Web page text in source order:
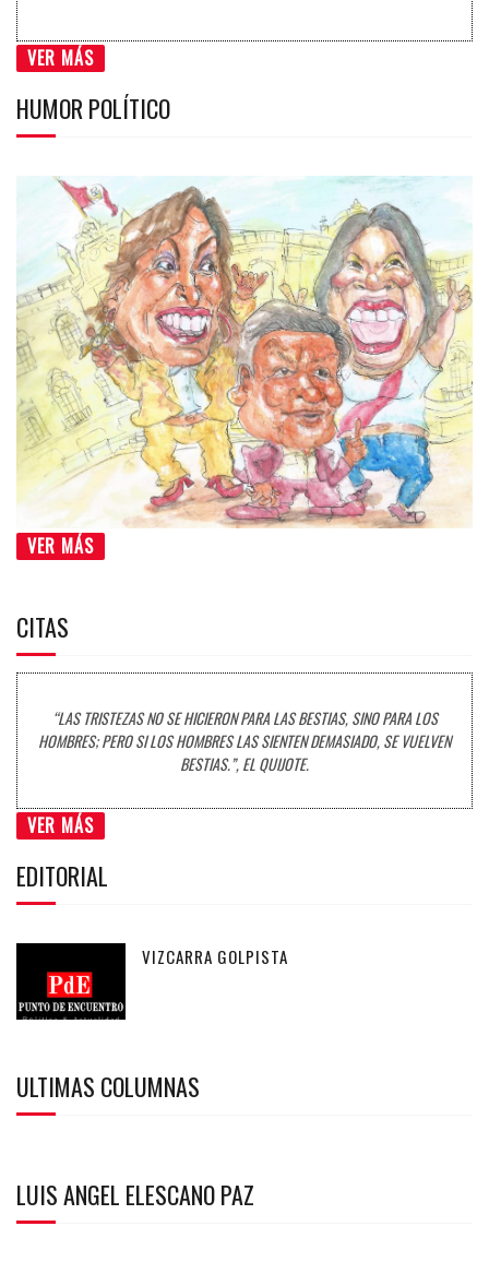
VER MÁS
HUMOR POLÍTICO
VER MÁS
CITAS
“LAS TRISTEZAS NO SE HICIERON PARA LAS BESTIAS, SINO PARA LOS
HOMBRES; PERO SI LOS HOMBRES LAS SIENTEN DEMASIADO, SE VUELVEN
BESTIAS.”, EL QUIJOTE.
VER MÁS
EDITORIAL
VIZCARRA GOLPISTA
ULTIMAS COLUMNAS
LUIS ANGEL ELESCANO PAZ